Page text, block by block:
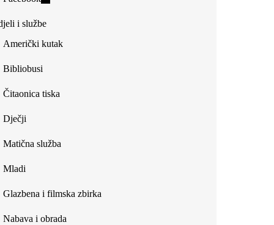
external)
external)
i službe
Američki kutak
Bibliobusi
Čitaonica tiska
Dječji
Matična služba
Mladi
Glazbena i filmska zbirka
Nabava i obrada